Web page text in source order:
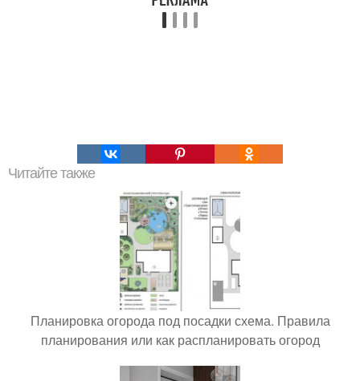
Читайте также
Планировка огорода под посадки схема. Правила
планирования или как распланировать огород